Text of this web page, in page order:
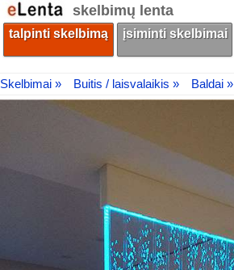
skelbimų lenta
talpinti skelbimą įsiminti skelbimai
Skelbimai » Buitis / laisvalaikis » Baldai »